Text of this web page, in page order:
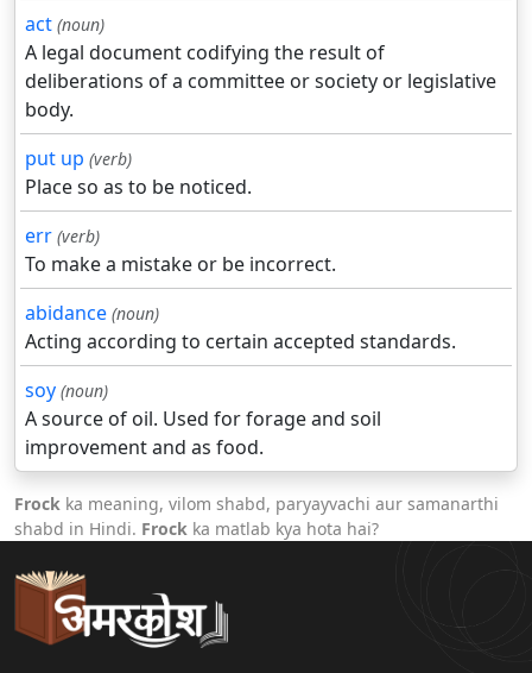
act (noun)
A legal document codifying the result of
deliberations of a committee or society or legislative
body.
put up (verb)
Place so as to be noticed.
err (verb)
To make a mistake or be incorrect.
abidance (noun)
Acting according to certain accepted standards.
soy (noun)
A source of oil. Used for forage and soil
improvement and as food.
Frock ka meaning, vilom shabd, paryayvachi aur samanarthi
shabd in Hindi. Frock ka matlab kya hota hai?